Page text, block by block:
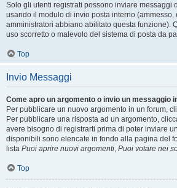
Solo gli utenti registrati possono inviare messaggi
usando il modulo di invio posta interno (ammesso,
amministratori abbiano abilitato questa funzione).
uso scorretto o malevolo del sistema di posta da
Top
Invio Messaggi
Come apro un argomento o invio un messaggio
Per pubblicare un nuovo argomento in un forum,
Per pubblicare una risposta ad un argomento,
avere bisogno di registrarti prima di poter inviare
disponibili sono elencate in fondo alla pagina del
lista Puoi aprire nuovi argomenti, Puoi votare nei
Top